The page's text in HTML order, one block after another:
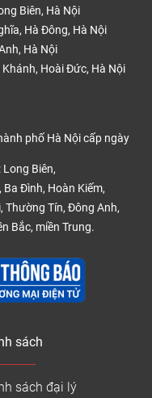
Biên, Hà Nội
Hà Đông, Hà Nội
Hà Nội
Hoài Đức, Hà Nội
phố Hà Nội cấp ngày
Biên,
Đình, Hoàn Kiếm,
Thường Tín, Đông Anh,
Bắc, miền Trung.
sách
sách đại lý